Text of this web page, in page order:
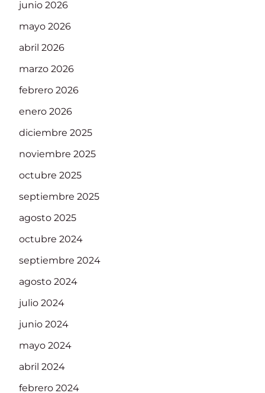
junio 2026
mayo 2026
abril 2026
marzo 2026
febrero 2026
enero 2026
diciembre 2025
noviembre 2025
octubre 2025
septiembre 2025
agosto 2025
octubre 2024
septiembre 2024
agosto 2024
julio 2024
junio 2024
mayo 2024
abril 2024
febrero 2024